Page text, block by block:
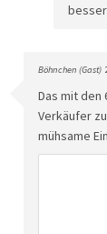
Böhnchen (Gast)
Das mit
Verkäufer
mühsame